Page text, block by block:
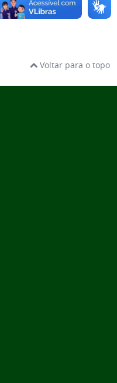
Voltar para o topo